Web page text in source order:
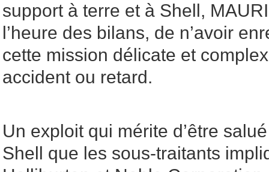
support à terre et à Shell,
l’heure des bilans, de n’avoir
cette mission délicate et
accident ou retard.
Un exploit qui mérite d’être
Shell que les sous-traitants